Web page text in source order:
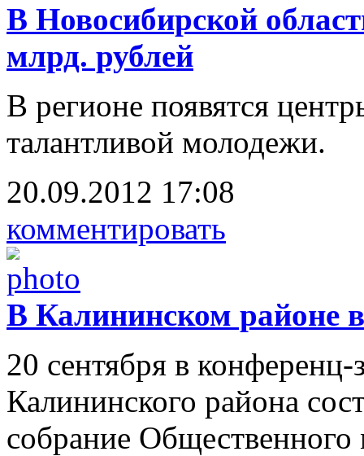
В Новосибирской
млрд. рублей
В регионе появятся
талантливой молодежи.
20.09.2012 17:08
комментировать
В Калининском районе
20 сентября в
Калининского района
собрание Общественного